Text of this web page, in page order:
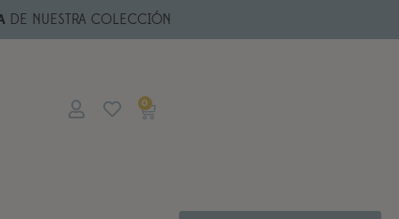
DE NUESTRA COLECCIÓN
0